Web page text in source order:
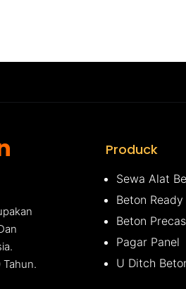
Tahun.
Produck
Sewa Alat
Beton
Beton
Pagar Panel
U Ditch